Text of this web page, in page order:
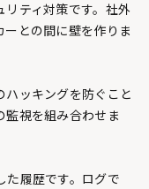
ティ対策です。社外
との間に壁を作りま
ハッキングを防ぐこと
監視を組み合わせま
た履歴です。ログで